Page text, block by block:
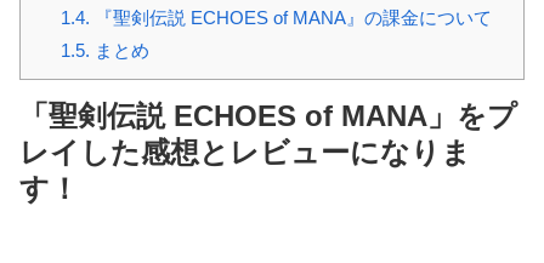
1.4. 『聖剣伝説 ECHOES of MANA』の課金について
1.5. まとめ
「聖剣伝説 ECHOES of MANA」をプ
レイした感想とレビューになりま
す！